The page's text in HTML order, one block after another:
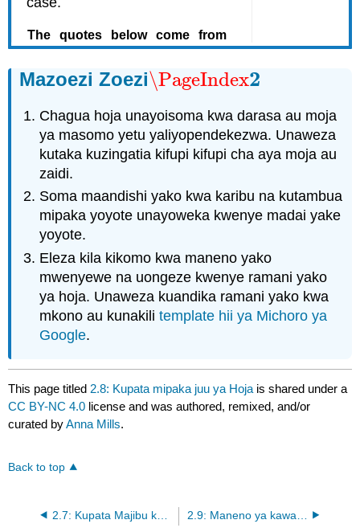
Mazoezi Zoezi\PageIndex2
\PageIndex2
Chagua hoja unayoisoma kwa darasa au moja
ya masomo yetu yaliyopendekezwa. Unaweza
kutaka kuzingatia kifupi kifupi cha aya moja au
zaidi.
Soma maandishi yako kwa karibu na kutambua
mipaka yoyote unayoweka kwenye madai yake
yoyote.
Eleza kila kikomo kwa maneno yako
mwenyewe na uongeze kwenye ramani yako
ya hoja. Unaweza kuandika ramani yako kwa
mkono au kunakilitemplate hii ya Michoro ya
Google.
This page titled 2.8: Kupata mipaka juu ya Hoja is shared under a
CC BY-NC 4.0 license and was authored, remixed, and/or
curated byAnna Mills.
Back to top
2.7: Kupata Majibu kwa Counterarguments